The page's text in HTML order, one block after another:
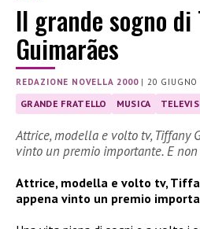
Il grande sogno
Guimarães
REDAZIONE NOVELLA 2000|20 GIUGNO
GRANDE FRATELLO MUSICA
Attrice, modella e volto tv, Tiffany
vinto un premio importante. E
Attrice, modella e volto tv,
appena vinto un premio